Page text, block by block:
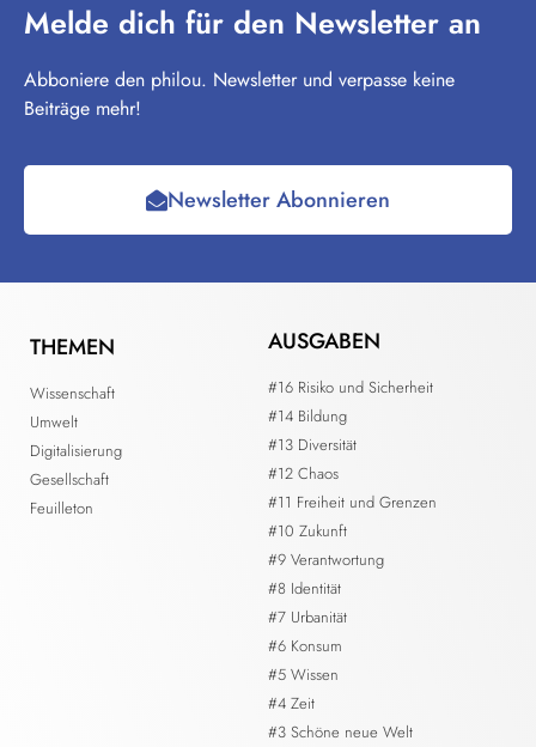
Melde dich für den Newsletter an
Abboniere den philou. Newsletter und verpasse keine
Beiträge mehr!
Newsletter Abonnieren
THEMEN
Wissenschaft
Umwelt
Digitalisierung
Gesellschaft
Feuilleton
AUSGABEN
#16 Risiko und Sicherheit
#14 Bildung
#13 Diversität
#12 Chaos
#11 Freiheit und Grenzen
#10 Zukunft
#9 Verantwortung
#8 Identität
#7 Urbanität
#6 Konsum
#5 Wissen
#4 Zeit
#3 Schöne neue Welt